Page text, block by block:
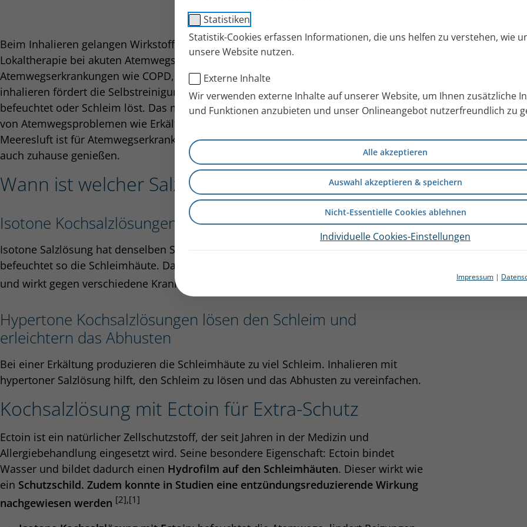
Statistiken
Statistik-Cookies erfassen Informationen, die uns helfen zu verstehen, wie
unsere Website nutzen.
Externe Inhalte
Wir verwenden externe Inhalte auf unserer Website, um Ihnen zusätzliche
und Funktionen anzubieten und unser Onlineangebot nutzerfreundlich zu
Alle akzeptieren
Auswahl akzeptieren & speichern
Nicht-Essentielle Cookies ablehnen
Individuelle Cookies-Einstellungen
Impressum |
Beim Inhalieren gelangen Wirkstoffe direkt in die Atemwege. Das macht es zur
Lokaltherapie bei akuten Atemwegsinfekten wie Erkältungen oder RSV und bei
Atemwegserkrankungen wie COPD, Asthma oder Bronchitis. Kochsalzlösung
inhalieren fördert die Selbstreinigung der Atemwege, indem es die Schleimhäute
befeuchtet oder Schleim löst. Das macht es effektiv zur Vorbeugung und Behandlung
von Atemwegsproblemen wie Erkältungen, Bronchitis, COPD oder Asthma.
Meeresluft ist für Atemwegserkrankte hilfreich, aber Sie können ähnliche Vorteile
auch zuhause genießen.
Wann ist welcher Salzgehalt der richtige?
Isotone Kochsalzlösungen befeuchten die Atemwege
Isotone Salzlösung hat denselben Salzgehalt wie Körperflüssigkeiten (0,9 % NaCl) und
befeuchtet so die Schleimhäute. Das stärkt den natürlichen Schutz der Atemwege
und wirkt gegen verschiedene Krankheitserreger, auch vorbeugend
Hypertone Kochsalzlösungen lösen den Schleim und
erleichtern das Abhusten
Bei einer Erkältung produzieren die Schleimhäute zu viel Schleim. Inhalieren mit
hypertoner Salzlösung hilft, den Schleim zu lösen und das Abhusten zu vereinfachen.
Kochsalzlösung mit Ectoin für Extra-Schutz
Ectoin ist ein natürlicher Zellschutzstoff, der seit Jahren in der Medizin und
Allergiebehandlung eingesetzt wird. Seine besondere Eigenschaft: Ectoin bindet
Wasser und bildet dadurch einen Hydrofilm auf den Schleimhäuten. Dieser wirkt wie
ein Schutzschild. Zudem konnte in Studien eine entzündungsreduzierende Wirkung
nachgewiesen werden [2],[1]